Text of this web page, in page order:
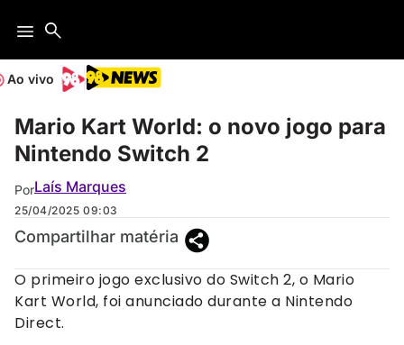
Ao vivo
Mario Kart World: o novo jogo para
Nintendo Switch 2
PorLaís Marques
25/04/2025 09:03
Compartilhar matéria
O primeiro jogo exclusivo do Switch 2, o Mario
Kart World, foi anunciado durante a Nintendo
Direct.